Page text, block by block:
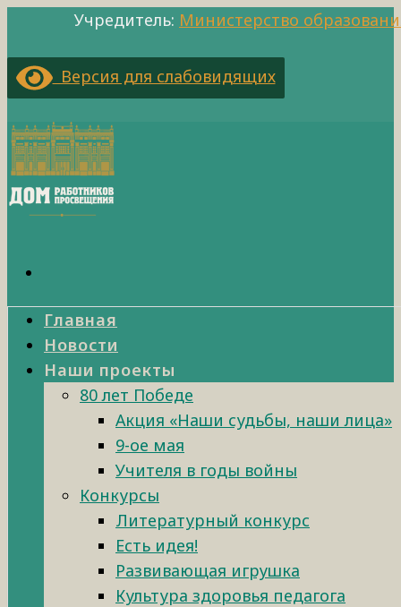
Учредитель: Министерство
Версия для слабовидящих
Главная
Новости
Наши проекты
80 лет Победе
Акция «Наши судьбы, наши лица»
9-ое мая
Учителя в годы войны
Конкурсы
Литературный конкурс
Есть идея!
Развивающая игрушка
Культура здоровья педагога